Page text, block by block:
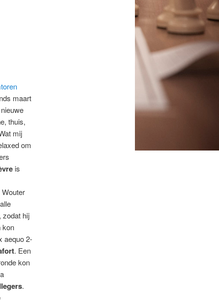
maart
thuis,
mij
om
is
zodat hij
kon
aequo 2-
. Een
kon
.